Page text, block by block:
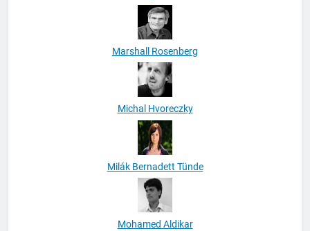
Marshall Rosenberg
Michal Hvoreczky
Milák Bernadett Tünde
Mohamed Aldikar